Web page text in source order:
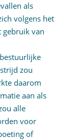
als
volgens het
van
zou
daarom
aan als
alle
voor
of